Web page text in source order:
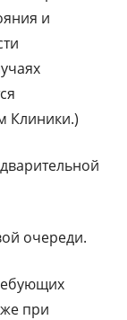
и
Клиники.)
очереди.
при